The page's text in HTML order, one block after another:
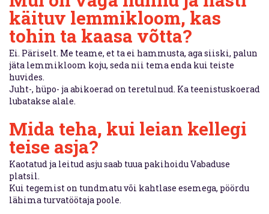
käituv lemmikloom, kas
tohin ta kaasa võtta?
Ei. Päriselt. Me teame, et ta ei hammusta, aga siiski, palun
jäta lemmikloom koju, seda nii tema enda kui teiste
huvides.
Juht-, hüpo- ja abikoerad on teretulnud. Ka teenistuskoerad
lubatakse alale.
Mida teha, kui leian kellegi
teise asja?
Kaotatud ja leitud asju saab tuua pakihoidu Vabaduse
platsil.
Kui tegemist on tundmatu või kahtlase esemega, pöördu
lähima turvatöötaja poole.